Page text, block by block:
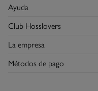
Registrarme
Mis pedidos
Direcciones de envío
Ayuda
Envíos
Devoluciones
Club Hosslovers
Hazte Hosslover →
La empresa
Descubre la app
Métodos de pago